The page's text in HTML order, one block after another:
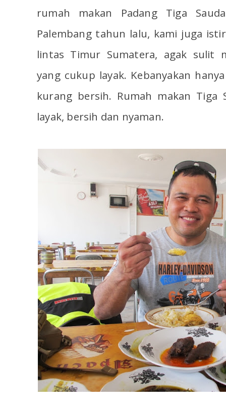
rumah makan Padang Tiga
Palembang tahun lalu, kami juga
lintas Timur Sumatera, agak sulit
yang cukup layak. Kebanyakan
kurang bersih. Rumah makan Tiga
layak, bersih dan nyaman.